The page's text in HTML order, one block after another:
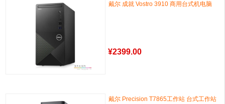
戴尔 成就 Vostro 3910 商用台式机电脑
¥2399.00
戴尔 Precision T7865工作站 台式工作站